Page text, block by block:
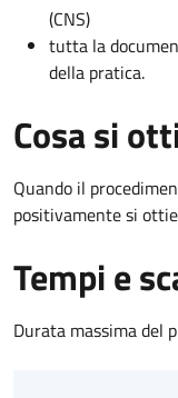
(CNS)
tutta la
della pratica.
Cosa si
Quando il
positivamente si
Tempi e
Durata massima del